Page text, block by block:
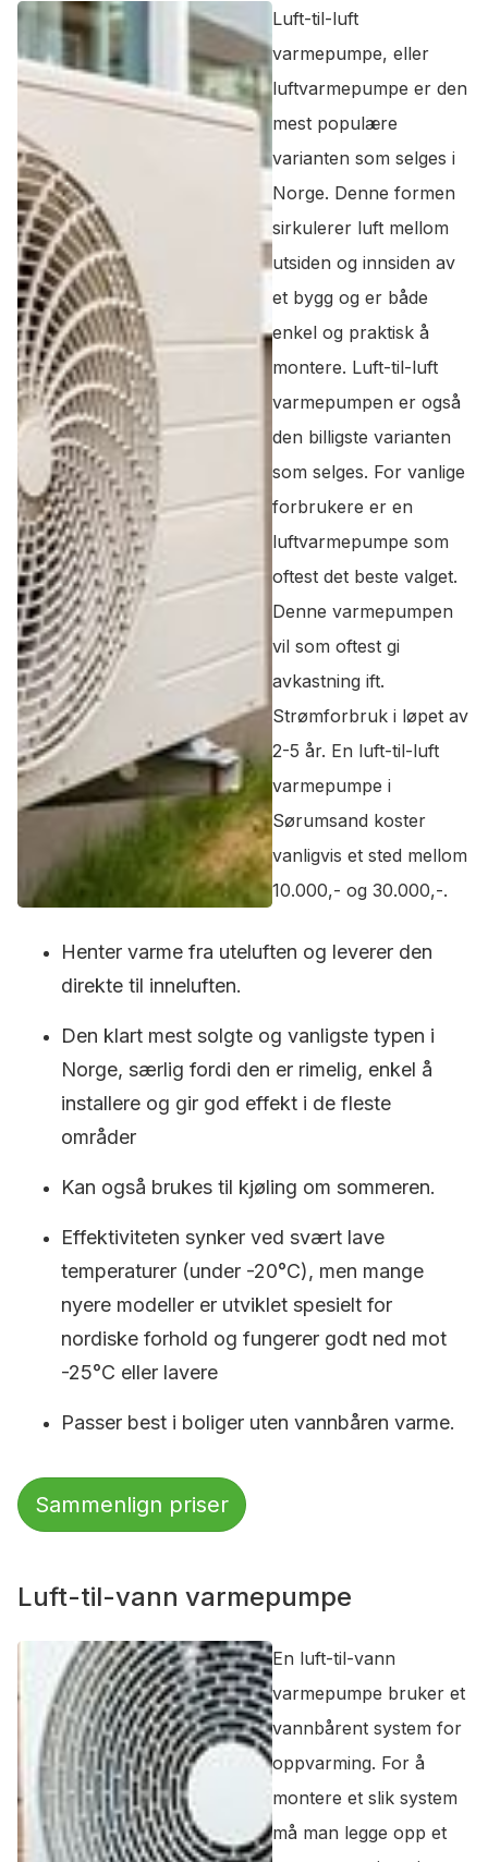
Luft-til-luft
varmepumpe, eller
luftvarmepumpe er den
mest populære
varianten som selges i
Norge. Denne formen
sirkulerer luft mellom
utsiden og innsiden av
et bygg og er både
enkel og praktisk å
montere. Luft-til-luft
varmepumpen er også
den billigste varianten
som selges. For vanlige
forbrukere er en
luftvarmepumpe som
oftest det beste valget.
Denne varmepumpen
vil som oftest gi
avkastning ift.
Strømforbruk i løpet av
2-5 år. En luft-til-luft
varmepumpe i
Sørumsand koster
vanligvis et sted mellom
10.000,- og 30.000,-.
Henter varme fra uteluften og leverer den
direkte til inneluften.
Den klart mest solgte og vanligste typen i
Norge, særlig fordi den er rimelig, enkel å
installere og gir god effekt i de fleste
områder
Kan også brukes til kjøling om sommeren.
Effektiviteten synker ved svært lave
temperaturer (under -20°C), men mange
nyere modeller er utviklet spesielt for
nordiske forhold og fungerer godt ned mot
-25°C eller lavere
Passer best i boliger uten vannbåren varme.
Sammenlign priser
Luft-til-vann varmepumpe
En luft-til-vann
varmepumpe bruker et
vannbårent system for
oppvarming. For å
montere et slik system
må man legge opp et